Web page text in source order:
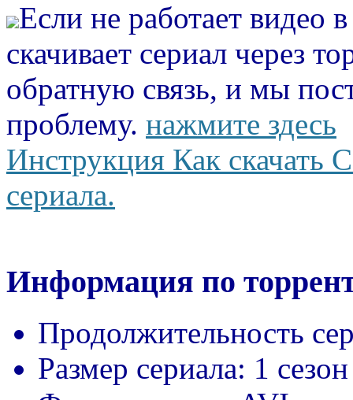
Если не работает видео
скачивает сериал через
обратную связь, и мы
проблему. нажмите здесь
Инструкция Как скачать
сериала.
Информация по
Продолжительность
Размер сериала: 1